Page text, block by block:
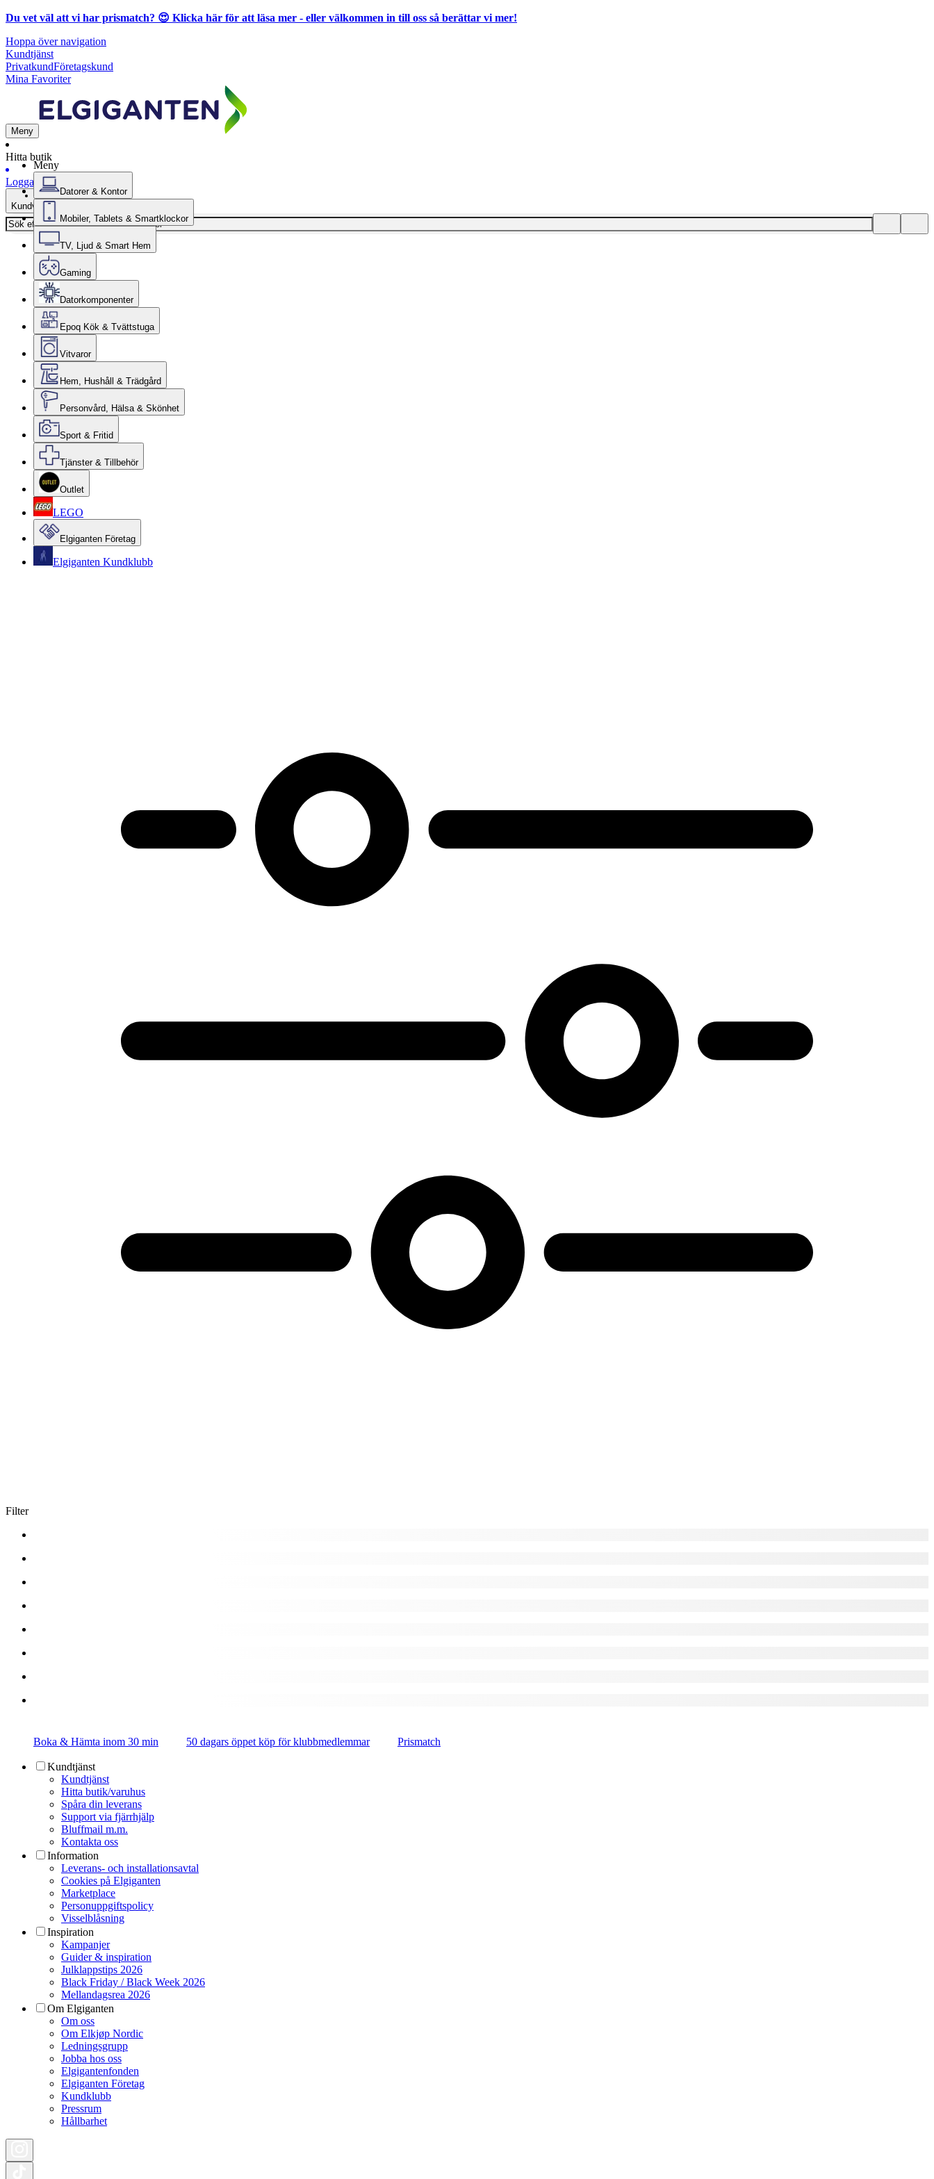
Du vet väl att vi har prismatch? 😍 Klicka här för att läsa mer - eller välkommen in till oss så berättar vi mer!
Hoppa över navigation
Kundtjänst
PrivatkundFöretagskund
Mina Favoriter
Meny
Hitta butik
Logga in
Kundvagn
Meny
Datorer & Kontor
Mobiler, Tablets & Smartklockor
TV, Ljud & Smart Hem
Gaming
Datorkomponenter
Epoq Kök & Tvättstuga
Vitvaror
Hem, Hushåll & Trädgård
Personvård, Hälsa & Skönhet
Sport & Fritid
Tjänster & Tillbehör
Outlet
LEGO
Elgiganten Företag
Elgiganten Kundklubb
Filter
Boka & Hämta inom 30 min 50 dagars öppet köp för klubbmedlemmar Prismatch
Kundtjänst
Kundtjänst
Hitta butik/varuhus
Spåra din leverans
Support via fjärrhjälp
Bluffmail m.m.
Kontakta oss
Information
Leverans- och installationsavtal
Cookies på Elgiganten
Marketplace
Personuppgiftspolicy
Visselblåsning
Inspiration
Kampanjer
Guider & inspiration
Julklappstips 2026
Black Friday / Black Week 2026
Mellandagsrea 2026
Om Elgiganten
Om oss
Om Elkjøp Nordic
Ledningsgrupp
Jobba hos oss
Elgigantenfonden
Elgiganten Företag
Kundklubb
Pressrum
Hållbarhet